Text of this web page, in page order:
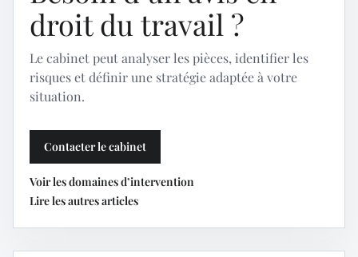
droit du travail ?
Le cabinet peut analyser les pièces, identifier les
risques et définir une stratégie adaptée à votre
situation.
Contacter le cabinet
Voir les domaines d’intervention
Lire les autres articles